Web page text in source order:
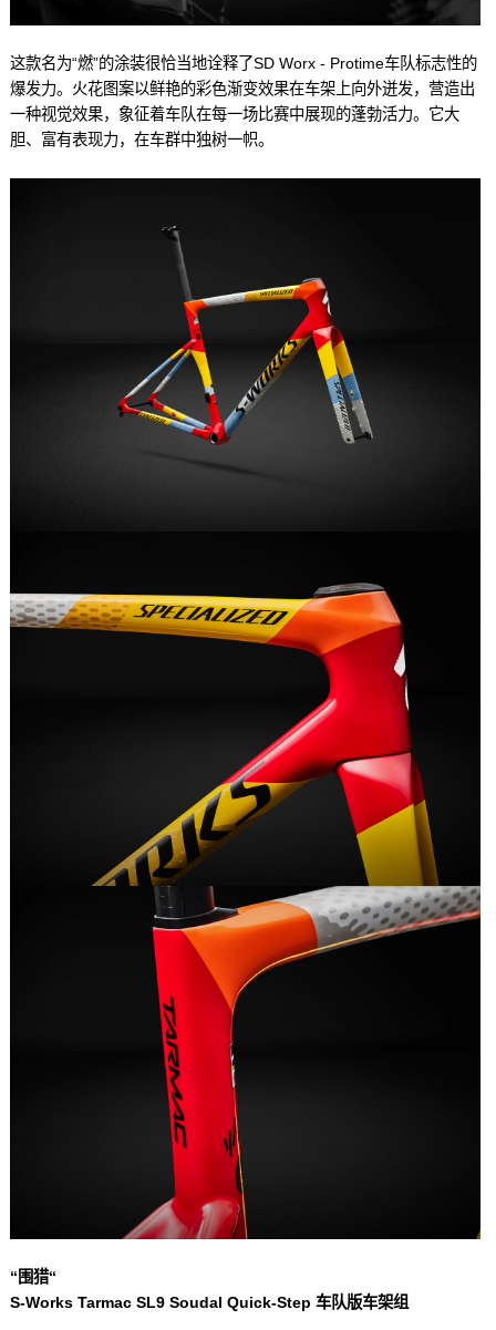
这款名为“燃”的涂装很恰当地诠释了SD Worx - Protime车队标志性的
爆发力。火花图案以鲜艳的彩色渐变效果在车架上向外迸发，营造出
一种视觉效果，象征着车队在每一场比赛中展现的蓬勃活力。它大
胆、富有表现力，在车群中独树一帜。
“围猎“
S-Works Tarmac SL9 Soudal Quick-Step 车队版车架组